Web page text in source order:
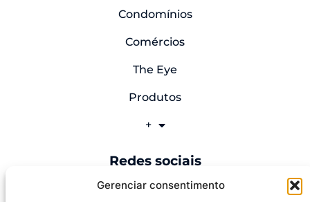
Gerenciar consentimento
Condomínios
Comércios
The Eye
Produtos
‎‎‎‎‎‎‎+
Redes sociais